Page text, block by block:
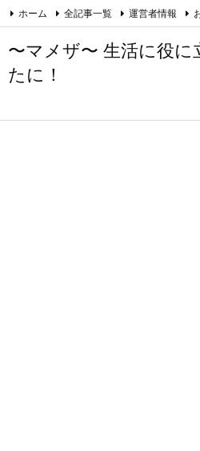
〜マメザ〜 生活に役
たに！
ホーム 全記事一覧 運営者情報